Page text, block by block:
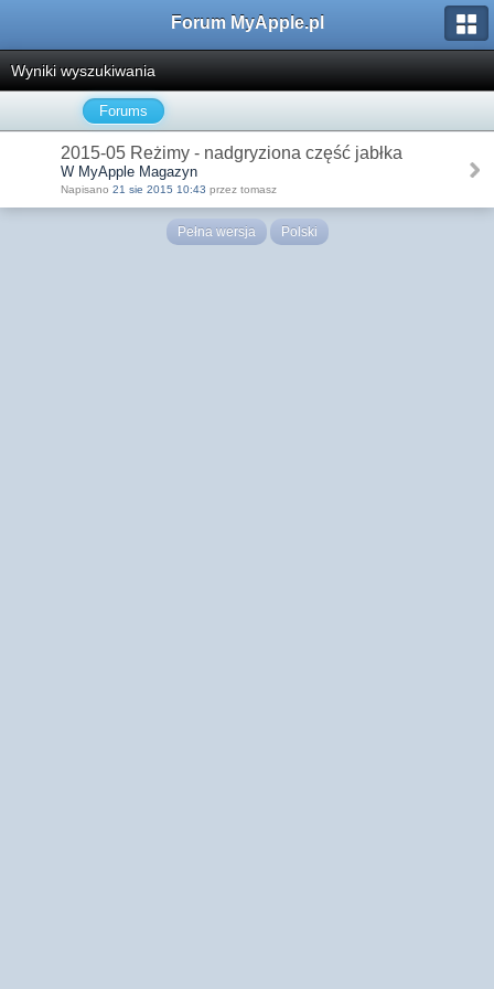
Forum MyApple.pl
Wyniki wyszukiwania
Forums
2015-05 Reżimy - nadgryziona część jabłka
W MyApple Magazyn
Napisano 21 sie 2015 10:43 przez tomasz
Pełna wersja Polski